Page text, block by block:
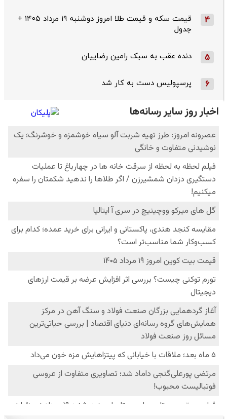
4
قیمت سکه و قیمت طلا امروز دوشنبه ۱۹ مرداد ۱۴۰۵ +
جدول
5 دنده عقب به سبک رامین رضاییان
6 پرسپولیس دست به کار شد